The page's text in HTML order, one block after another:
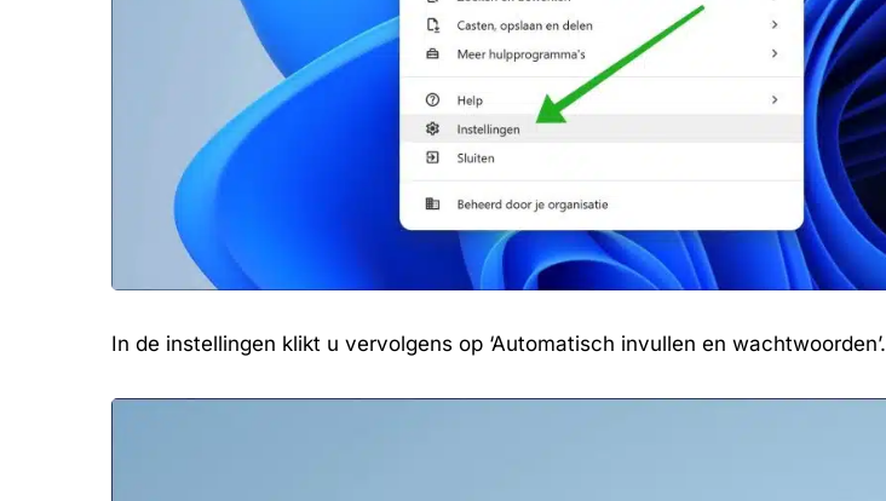
In de instellingen klikt u vervolgens op ‘Automatisch invullen en wachtwoorden’.